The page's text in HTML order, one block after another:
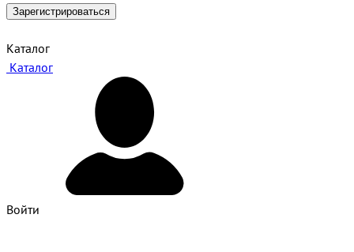
Зарегистрироваться
Каталог
Каталог
Войти